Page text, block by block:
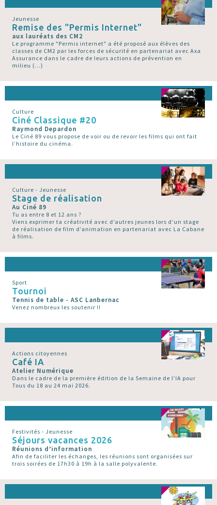
Jeunesse
Remise des "Permis Internet"
aux lauréats des CM2
Le programme "Permis internet" a été proposé aux élèves des
classes de CM2 par les forces de sécurité en partenariat avec Axa
Assurance dans le cadre de leurs actions de prévention en
milieu (…)
Culture
Ciné Classique #20
Raymond Depardon
Le Ciné 89 vous propose de voir ou de revoir les films qui ont fait
l’histoire du cinéma.
Culture - Jeunesse
Stage de réalisation
Au Ciné 89
Tu as entre 8 et 12 ans ?
Viens exprimer ta créativité avec d’autres jeunes lors d’un stage
de réalisation de film d’animation en partenariat avec La Cabane
à films.
Sport
Tournoi
Tennis de table - ASC Lanbernac
Venez nombreux les soutenir !!
Actions citoyennes
Café IA
Atelier Numérique
Dans le cadre de la première édition de la Semaine de l’IA pour
Tous du 18 au 24 mai 2026.
Festivités - Jeunesse
Séjours vacances 2026
Réunions d’information
Afin de faciliter les échanges, les réunions sont organisées sur
trois soirées de 17h30 à 19h à la salle polyvalente.